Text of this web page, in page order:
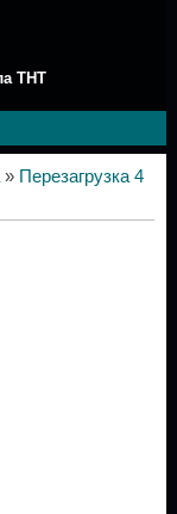
ТНТ
» Перезагрузка 4